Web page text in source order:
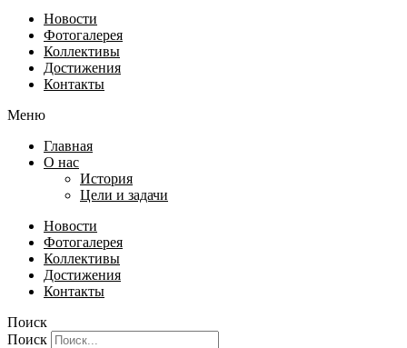
Новости
Фотогалерея
Коллективы
Достижения
Контакты
Меню
Главная
О нас
История
Цели и задачи
Новости
Фотогалерея
Коллективы
Достижения
Контакты
Поиск
Поиск